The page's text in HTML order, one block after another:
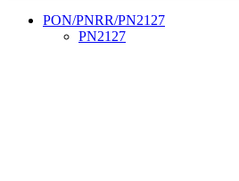
PON/PNRR/PN2127
PN2127